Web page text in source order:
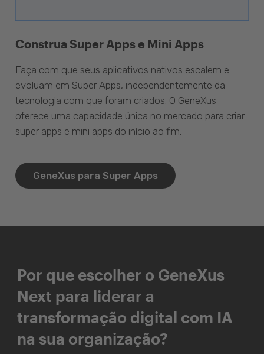
Construa Super Apps e Mini Apps
Faça com que seus aplicativos nativos escalem e
evoluam em Super Apps, independentemente da
tecnologia com que foram criados. O GeneXus
oferece uma capacidade única no mercado para criar
super apps e mini apps do início ao fim.
GeneXus para Super Apps
Por que escolher o GeneXus
Next para liderar a
transformação digital com IA
na sua organização?